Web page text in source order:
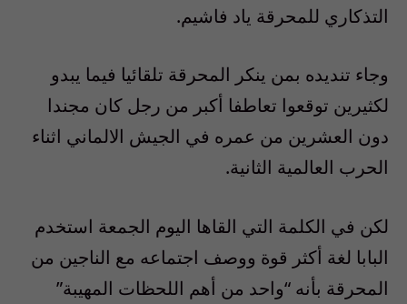
التذكاري للمحرقة ياد فاشيم.
وجاء تنديده بمن ينكر المحرقة تلقائيا فيما يبدو
لكثيرين توقعوا تعاطفا أكبر من رجل كان مجندا
دون العشرين من عمره في الجيش الالماني اثناء
الحرب العالمية الثانية.
لكن في الكلمة التي القاها اليوم الجمعة استخدم
البابا لغة أكثر قوة ووصف اجتماعه مع الناجين من
المحرقة بأنه “واحد من أهم اللحظات المهيبة”